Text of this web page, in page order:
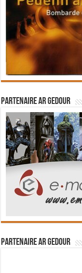
Partenaire Ar Gedour
Partenaire Ar Gedour